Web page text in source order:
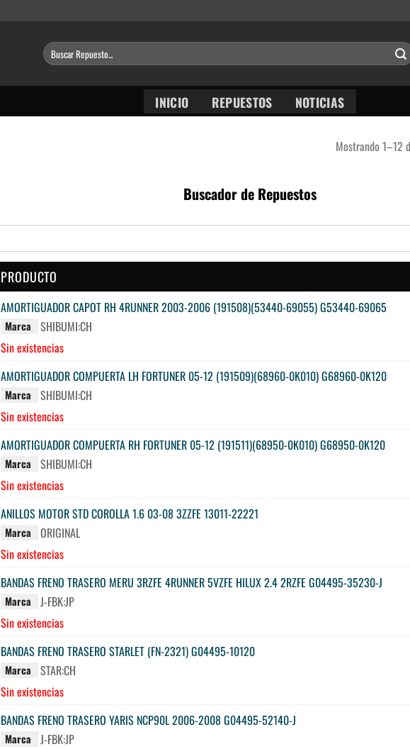
Buscar
por:
INICIO REPUESTOS NOTICIAS
Mostrando 1–12
Buscador de Repuestos
PRODUCTO
AMORTIGUADOR CAPOT RH 4RUNNER 2003-2006 (191508)(53440-69055) G53440-69065
Marca
SHIBUMI:CH
Sin existencias
AMORTIGUADOR COMPUERTA LH FORTUNER 05-12 (191509)(68960-0K010) G68960-0K120
Marca
SHIBUMI:CH
Sin existencias
AMORTIGUADOR COMPUERTA RH FORTUNER 05-12 (191511)(68950-0K010) G68950-0K120
Marca
SHIBUMI:CH
Sin existencias
ANILLOS MOTOR STD COROLLA 1.6 03-08 3ZZFE 13011-22221
Marca
ORIGINAL
Sin existencias
BANDAS FRENO TRASERO MERU 3RZFE 4RUNNER 5VZFE HILUX 2.4 2RZFE G04495-35230-J
Marca
J-FBK:JP
Sin existencias
BANDAS FRENO TRASERO STARLET (FN-2321) G04495-10120
Marca
STAR:CH
Sin existencias
BANDAS FRENO TRASERO YARIS NCP90L 2006-2008 G04495-52140-J
Marca
J-FBK:JP